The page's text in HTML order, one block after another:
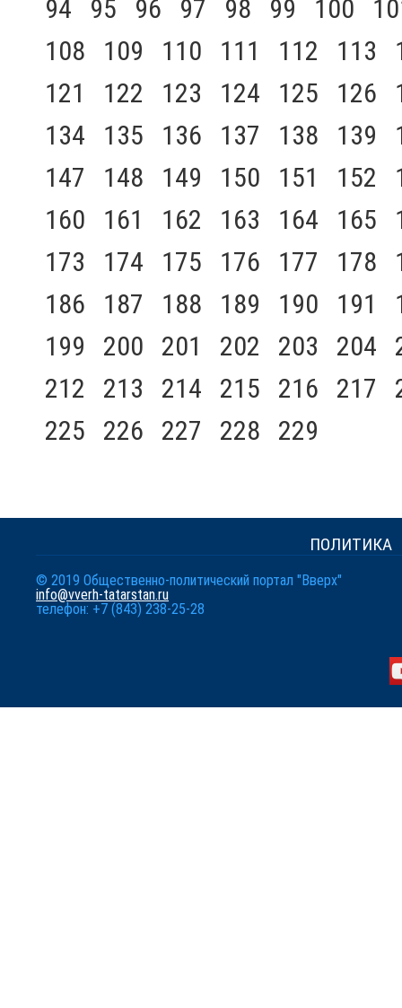
94 95 96 97 98 99 100
108
109 110 111 112 113
121
122 123 124 125 126
134
135 136 137 138 139
147
148 149 150 151 152
160
161 162 163 164 165
173
174 175 176 177 178
186
187 188 189 190 191
199
200 201 202 203 204
212
213 214 215 216 217
225
226 227 228 229
ПОЛИТИКА
© 2019 Общественно-политический портал "Вверх"
info@vverh-tatarstan.ru
телефон: +7 (843) 238-25-28